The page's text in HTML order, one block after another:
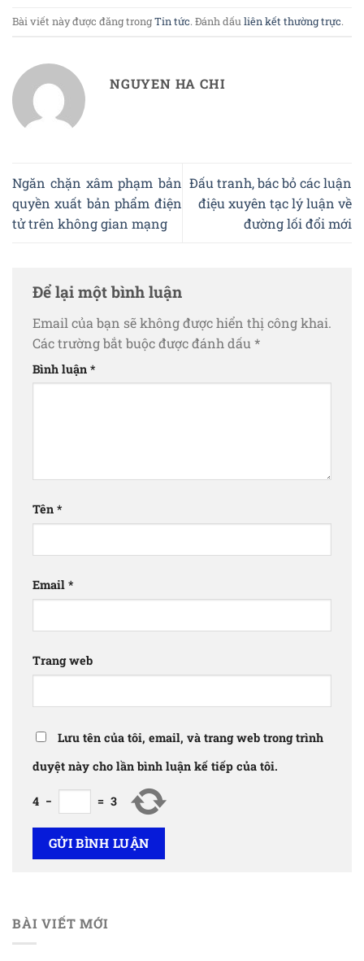
Bài viết này được đăng trongTin tức. Đánh dấu liên kết thường trực.
NGUYEN HA CHI
Ngăn chặn xâm phạm bản
quyền xuất bản phẩm điện
tử trên không gian mạng
Đấu tranh, bác bỏ các luận
điệu xuyên tạc lý luận về
đường lối đổi mới
Để lại một bình luận
Email của bạn sẽ không được hiển thị công khai.
Các trường bắt buộc được đánh dấu *
Bình luận *
Tên *
Email *
Trang web
Lưu tên của tôi, email, và trang web trong trình
duyệt này cho lần bình luận kế tiếp của tôi.
4 − = 3
BÀI VIẾT MỚI